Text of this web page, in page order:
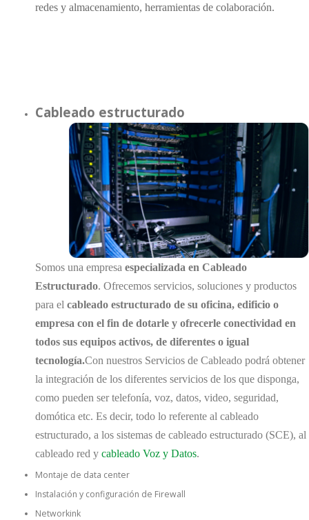
redes y almacenamiento, herramientas de colaboración.
Cableado estructurado
Somos una empresa especializada en Cableado
Estructurado. Ofrecemos servicios, soluciones y productos
para el cableado estructurado de su oficina, edificio o
empresa con el fin de dotarle y ofrecerle conectividad en
todos sus equipos activos, de diferentes o igual
tecnología.Con nuestros Servicios de Cableado podrá obtener
la integración de los diferentes servicios de los que disponga,
como pueden ser telefonía, voz, datos, video, seguridad,
domótica etc. Es decir, todo lo referente al cableado
estructurado, a los sistemas de cableado estructurado (SCE), al
cableado red y cableado Voz y Datos.
Montaje de data center
Instalación y configuración de Firewall
Networkink